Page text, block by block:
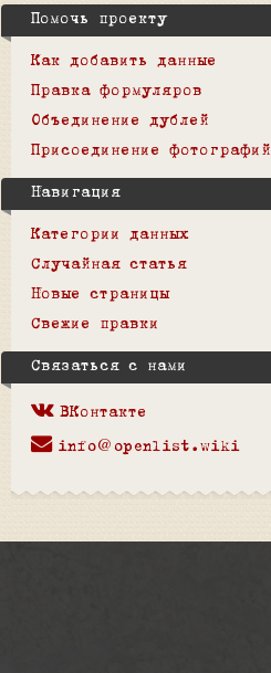
Помочь проекту
Как добавить данные
Правка формуляров
Объединение дублей
Присоединение фотографий
Навигация
Категории данных
Случайная статья
Новые страницы
Свежие правки
Связаться с нами
ВКонтакте
info@openlist.wiki